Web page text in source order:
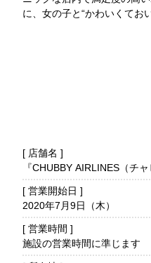
に、女の子と“かわいくてお
店舗名
『CHUBBY AIRLINES（チ
営業開始日
2020年7月9日（木）
営業時間
施設の営業時間に準じます